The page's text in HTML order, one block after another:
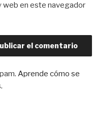
web en este navegador
Aprende cómo se